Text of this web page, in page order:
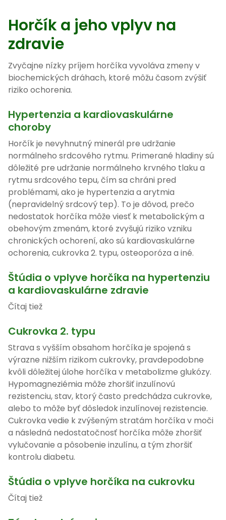
Horčík a jeho vplyv na
zdravie
Zvyčajne nízky príjem horčíka vyvoláva zmeny v
biochemických dráhach, ktoré môžu časom zvýšiť
riziko ochorenia.
Hypertenzia a kardiovaskulárne
choroby
Horčík je nevyhnutný minerál pre udržanie
normálneho srdcového rytmu. Primerané hladiny sú
dôležité pre udržanie normálneho krvného tlaku a
rytmu srdcového tepu, čím sa chráni pred
problémami, ako je hypertenzia a arytmia
(nepravidelný srdcový tep). To je dôvod, prečo
nedostatok horčíka môže viesť k metabolickým a
obehovým zmenám, ktoré zvyšujú riziko vzniku
chronických ochorení, ako sú kardiovaskulárne
ochorenia, cukrovka 2. typu, osteoporóza a iné.
Štúdia o vplyve horčíka na hypertenziu
a kardiovaskulárne zdravie
Čítaj tiež
Cukrovka 2. typu
Strava s vyšším obsahom horčíka je spojená s
výrazne nižším rizikom cukrovky, pravdepodobne
kvôli dôležitej úlohe horčíka v metabolizme glukózy.
Hypomagneziémia môže zhoršiť inzulínovú
rezistenciu, stav, ktorý často predchádza cukrovke,
alebo to môže byť dôsledok inzulínovej rezistencie.
Cukrovka vedie k zvýšeným stratám horčíka v moči
a následná nedostatočnosť horčíka môže zhoršiť
vylučovanie a pôsobenie inzulínu, a tým zhoršiť
kontrolu diabetu.
Štúdia o vplyve horčíka na cukrovku
Čítaj tiež